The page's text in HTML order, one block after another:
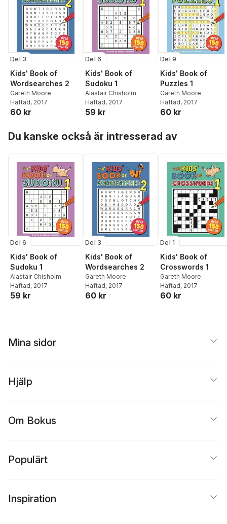
Del 3
Kids' Book of
Wordsearches 2
Gareth Moore
Häftad, 2017
60 kr
Del 6
Kids' Book of
Sudoku 1
Alastair Chisholm
Häftad, 2017
59 kr
Del 9
Kids' Book of
Puzzles 1
Gareth Moore
Häftad, 2017
60 kr
Du kanske också är intresserad av
Del 6
Kids' Book of
Sudoku 1
Alastair Chisholm
Häftad, 2017
59 kr
Del 3
Kids' Book of
Wordsearches 2
Gareth Moore
Häftad, 2017
60 kr
Del 1
Kids' Book of
Crosswords 1
Gareth Moore
Häftad, 2017
60 kr
Mina sidor
Hjälp
Om Bokus
Populärt
Inspiration